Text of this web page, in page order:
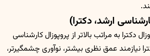
ارشد، دکترا)
دکترا به مراتب بالاتر از پروپوزال کارشناسی
نیازمند عمق نظری بیشتر، نوآوری چشمگیرتر،